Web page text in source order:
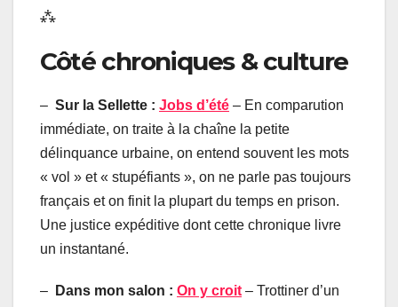
⁂
Côté chroniques & culture
– Sur la Sellette : Jobs d’été – En comparution
immédiate, on traite à la chaîne la petite
délinquance urbaine, on entend souvent les mots
« vol » et « stupéfiants », on ne parle pas toujours
français et on finit la plupart du temps en prison.
Une justice expéditive dont cette chronique livre
un instantané.
– Dans mon salon : On y croit – Trottiner d’un